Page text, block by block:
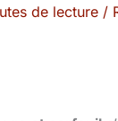
de lecture /